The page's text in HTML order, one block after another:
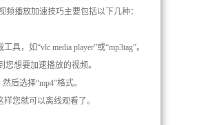
频播放加速技巧主要包括以下几种：
，如“vlc media player”或“mp3tag”。
您想要加速播放的视频。
后选择“mp4”格式。
您就可以离线观看了。